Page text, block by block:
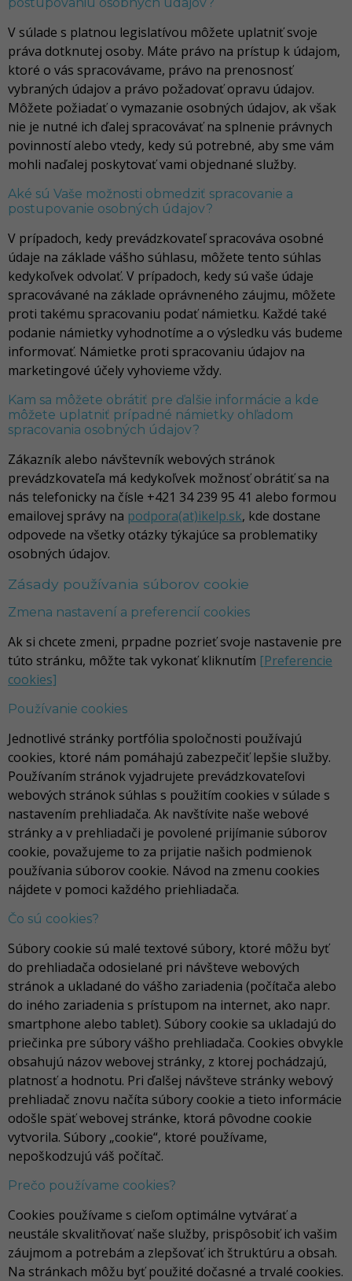
V súlade s platnou legislatívou môžete uplatniť svoje
práva dotknutej osoby. Máte právo na prístup k údajom,
ktoré o vás spracovávame, právo na prenosnosť
vybraných údajov a právo požadovať opravu údajov.
Môžete požiadať o vymazanie osobných údajov, ak však
nie je nutné ich ďalej spracovávať na splnenie právnych
povinností alebo vtedy, kedy sú potrebné, aby sme vám
mohli naďalej poskytovať vami objednané služby.
Aké sú Vaše možnosti obmedziť spracovanie a
postupovanie osobných údajov?
V prípadoch, kedy prevádzkovateľ spracováva osobné
údaje na základe vášho súhlasu, môžete tento súhlas
kedykoľvek odvolať. V prípadoch, kedy sú vaše údaje
spracovávané na základe oprávneného záujmu, môžete
proti takému spracovaniu podať námietku. Každé také
podanie námietky vyhodnotíme a o výsledku vás budeme
informovať. Námietke proti spracovaniu údajov na
marketingové účely vyhovieme vždy.
Kam sa môžete obrátiť pre ďalšie informácie a kde
môžete uplatniť prípadné námietky ohľadom
spracovania osobných údajov?
Zákazník alebo návštevník webových stránok
prevádzkovateľa má kedykoľvek možnosť obrátiť sa na
nás telefonicky na čísle +421 34 239 95 41 alebo formou
emailovej správy na podpora(at)ikelp.sk, kde dostane
odpovede na všetky otázky týkajúce sa problematiky
osobných údajov.
Zásady používania súborov cookie
Zmena nastavení a preferencií cookies
Ak si chcete zmeni, prpadne pozrieť svoje nastavenie pre
túto stránku, môžte tak vykonať kliknutím [Preferencie
cookies]
Používanie cookies
Jednotlivé stránky portfólia spoločnosti používajú
cookies, ktoré nám pomáhajú zabezpečiť lepšie služby.
Používaním stránok vyjadrujete prevádzkovateľovi
webových stránok súhlas s použitím cookies v súlade s
nastavením prehliadača. Ak navštívite naše webové
stránky a v prehliadači je povolené prijímanie súborov
cookie, považujeme to za prijatie našich podmienok
používania súborov cookie. Návod na zmenu cookies
nájdete v pomoci každého priehliadača.
Čo sú cookies?
Súbory cookie sú malé textové súbory, ktoré môžu byť
do prehliadača odosielané pri návšteve webových
stránok a ukladané do vášho zariadenia (počítača alebo
do iného zariadenia s prístupom na internet, ako napr.
smartphone alebo tablet). Súbory cookie sa ukladajú do
priečinka pre súbory vášho prehliadača. Cookies obvykle
obsahujú názov webovej stránky, z ktorej pochádzajú,
platnosť a hodnotu. Pri ďalšej návšteve stránky webový
prehliadač znovu načíta súbory cookie a tieto informácie
odošle späť webovej stránke, ktorá pôvodne cookie
vytvorila. Súbory „cookie“, ktoré používame,
nepoškodzujú váš počítač.
Prečo používame cookies?
Cookies používame s cieľom optimálne vytvárať a
neustále skvalitňovať naše služby, prispôsobiť ich vašim
záujmom a potrebám a zlepšovať ich štruktúru a obsah.
Na stránkach môžu byť použité dočasné a trvalé cookies.